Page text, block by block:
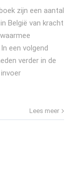
zijn een aantal
België van kracht
een volgend
verder in de
Lees meer